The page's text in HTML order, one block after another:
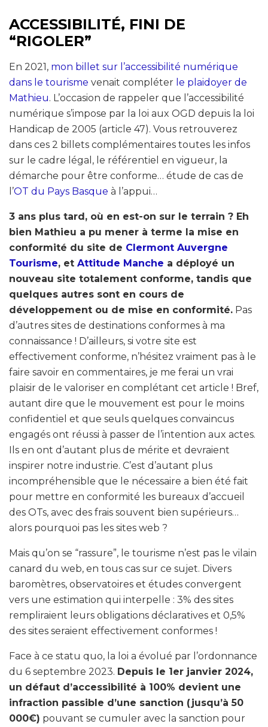
ACCESSIBILITÉ, FINI DE
“RIGOLER”
En 2021, mon billet sur l’accessibilité numérique
dans le tourisme venait compléter le plaidoyer de
Mathieu. L’occasion de rappeler que l’accessibilité
numérique s’impose par la loi aux OGD depuis la loi
Handicap de 2005 (article 47). Vous retrouverez
dans ces 2 billets complémentaires toutes les infos
sur le cadre légal, le référentiel en vigueur, la
démarche pour être conforme… étude de cas de
l’OT du Pays Basque à l’appui…
3 ans plus tard, où en est-on sur le terrain ? Eh
bien Mathieu a pu mener à terme la mise en
conformité du site de Clermont Auvergne
Tourisme, et Attitude Manche a déployé un
nouveau site totalement conforme, tandis que
quelques autres sont en cours de
développement ou de mise en conformité. Pas
d’autres sites de destinations conformes à ma
connaissance ! D’ailleurs, si votre site est
effectivement conforme, n’hésitez vraiment pas à le
faire savoir en commentaires, je me ferai un vrai
plaisir de le valoriser en complétant cet article ! Bref,
autant dire que le mouvement est pour le moins
confidentiel et que seuls quelques convaincus
engagés ont réussi à passer de l’intention aux actes.
Ils en ont d’autant plus de mérite et devraient
inspirer notre industrie. C’est d’autant plus
incompréhensible que le nécessaire a bien été fait
pour mettre en conformité les bureaux d’accueil
des OTs, avec des frais souvent bien supérieurs…
alors pourquoi pas les sites web ?
Mais qu’on se “rassure”, le tourisme n’est pas le vilain
canard du web, en tous cas sur ce sujet. Divers
baromètres, observatoires et études convergent
vers une estimation qui interpelle : 3% des sites
rempliraient leurs obligations déclaratives et 0,5%
des sites seraient effectivement conformes !
Face à ce statu quo, la loi a évolué par l’ordonnance
du 6 septembre 2023. Depuis le 1er janvier 2024,
un défaut d’accessibilité à 100% devient une
infraction passible d’une sanction (jusqu’à 50
000€) pouvant se cumuler avec la sanction pour